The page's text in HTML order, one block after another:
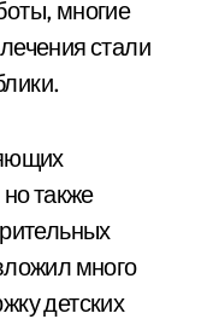
многие
стали
также
много
детских